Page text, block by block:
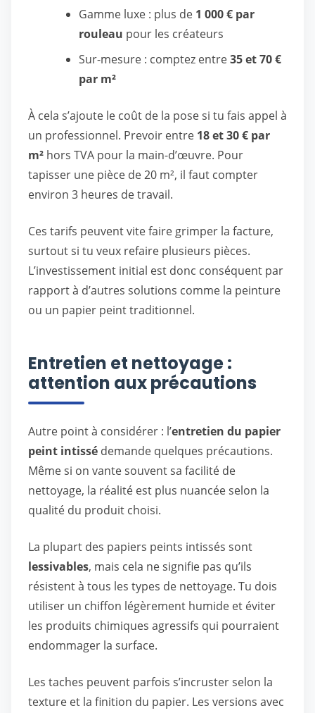
Gamme luxe : plus de 1 000 € par
rouleau pour les créateurs
Sur-mesure : comptez entre35 et 70 €
par m²
À cela s’ajoute le coût de la pose si tu fais appel à
un professionnel. Prevoir entre 18 et 30 € par
m² hors TVA pour la main-d’œuvre. Pour
tapisser une pièce de 20 m², il faut compter
environ 3 heures de travail.
Ces tarifs peuvent vite faire grimper la facture,
surtout si tu veux refaire plusieurs pièces.
L’investissement initial est donc conséquent par
rapport à d’autres solutions comme la peinture
ou un papier peint traditionnel.
Entretien et nettoyage :
attention aux précautions
Autre point à considérer : l’entretien du papier
peint intissé demande quelques précautions.
Même si on vante souvent sa facilité de
nettoyage, la réalité est plus nuancée selon la
qualité du produit choisi.
La plupart des papiers peints intissés sont
lessivables, mais cela ne signifie pas qu’ils
résistent à tous les types de nettoyage. Tu dois
utiliser un chiffon légèrement humide et éviter
les produits chimiques agressifs qui pourraient
endommager la surface.
Les taches peuvent parfois s’incruster selon la
texture et la finition du papier. Les versions avec